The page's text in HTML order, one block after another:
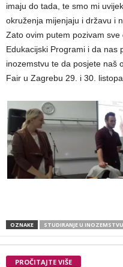
imaju do tada, te smo mi
okruženja mijenjaju i državu i
Zato ovim putem pozivam
Edukacijski Programi i da nas
inozemstvu te da posjete naš
Fair u Zagrebu 29. i 30.
OZNAKE STUDIRANJE U INOZEMSTVU
PROČITAJTE VIŠE